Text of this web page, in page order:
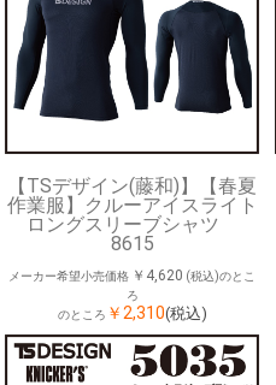
【TSデザイン(藤和)】【春夏
作業服】クルーアイスライト
ロングスリーブシャツ
8615
メーカー希望小売価格 ￥4,620 (税込)のとこ
ろ
のところ ￥2,310(税込)